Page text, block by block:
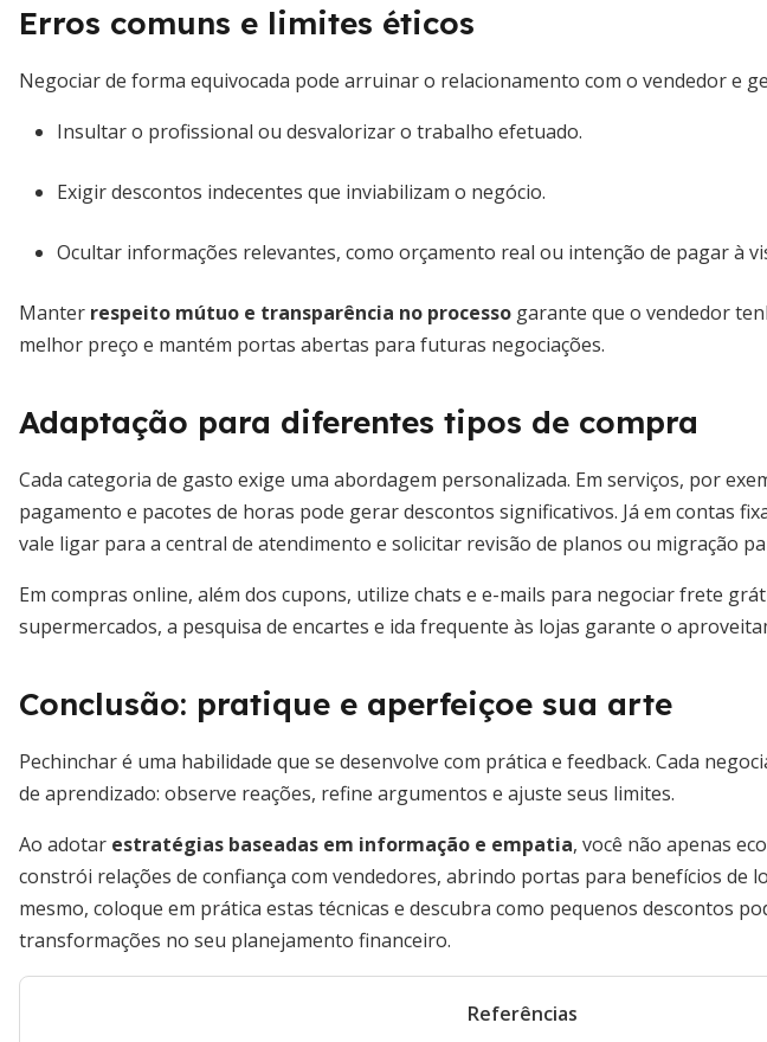
Erros comuns e limites éticos
Negociar de forma equivocada pode arruinar o relacionamento com o vendedor e
Insultar o profissional ou desvalorizar o trabalho efetuado.
Exigir descontos indecentes que inviabilizam o negócio.
Ocultar informações relevantes, como orçamento real ou intenção de pagar à
Manter respeito mútuo e transparência no processo garante que o vendedor
melhor preço e mantém portas abertas para futuras negociações.
Adaptação para diferentes tipos de compra
Cada categoria de gasto exige uma abordagem personalizada. Em serviços, por
pagamento e pacotes de horas pode gerar descontos significativos. Já em contas
vale ligar para a central de atendimento e solicitar revisão de planos ou migração
Em compras online, além dos cupons, utilize chats e e-mails para negociar frete
supermercados, a pesquisa de encartes e ida frequente às lojas garante o
Conclusão: pratique e aperfeiçoe sua arte
Pechinchar é uma habilidade que se desenvolve com prática e feedback. Cada
de aprendizado: observe reações, refine argumentos e ajuste seus limites.
Ao adotar estratégias baseadas em informação e empatia, você não apenas
constrói relações de confiança com vendedores, abrindo portas para benefícios de
mesmo, coloque em prática estas técnicas e descubra como pequenos descontos
transformações no seu planejamento financeiro.
Referências